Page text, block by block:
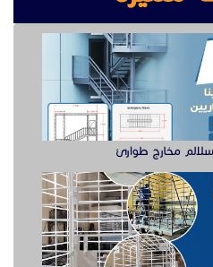
قلص الشرقية
للعمل في الخبر